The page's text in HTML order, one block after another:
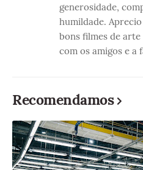
generosidade,
humildade.
bons filmes de
com os amigos e a
Recomendamos